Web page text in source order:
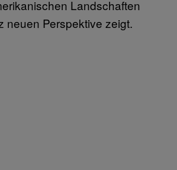
Landschaften
neuen Perspektive zeigt.